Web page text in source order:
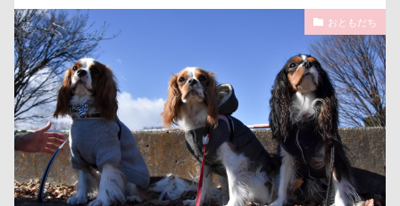
おともだち
優玖（はるく）くん
働くおじさん
動物病院
同胎
吉野家
叱るの忘れてシャッター切る
叱られた
口タプ
取りあい
博物館 北海道直送
南相馬鹿島SA
千里浜なぎさドライブウェイ
千葉県
千本松牧場
北軽井沢
倶利伽羅峠 保水効果 名刺
三
丘を越えて
世界平和 世界の名犬牧場
不貞寝